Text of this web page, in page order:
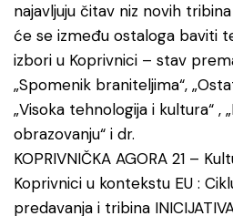
najavljuju čitav niz novih
će se između ostaloga baviti
izbori u Koprivnici – stav
„Spomenik braniteljima“,
„Visoka tehnologija i kultura“ ,
obrazovanju“ i dr.
KOPRIVNIČKA AGORA 21 –
Koprivnici u kontekstu EU :
predavanja i tribina